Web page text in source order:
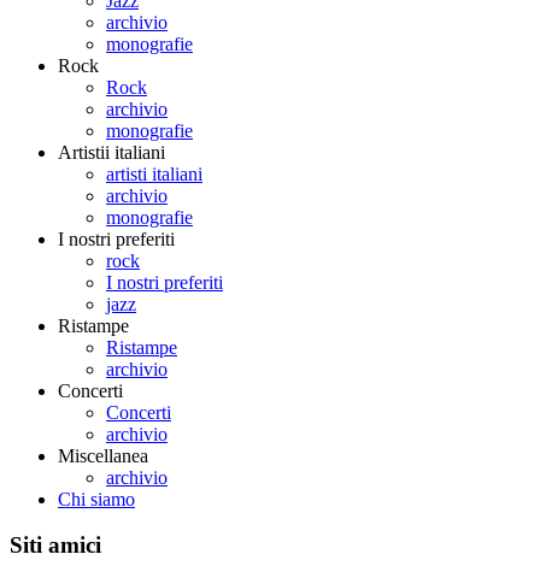
archivio
monografie
Rock
Rock
archivio
monografie
Artistii italiani
artisti italiani
archivio
monografie
I nostri preferiti
rock
I nostri preferiti
jazz
Ristampe
Ristampe
archivio
Concerti
Concerti
archivio
Miscellanea
archivio
Chi siamo
Siti amici